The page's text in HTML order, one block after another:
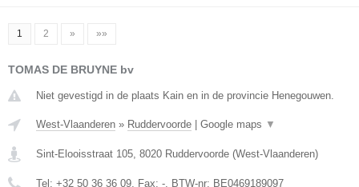
1 2 » »»
TOMAS DE BRUYNE bv
Niet gevestigd in de plaats Kain en in de provincie Henegouwen.
West-Vlaanderen » Ruddervoorde Google maps ▼
Sint-Elooisstraat 105, 8020 Ruddervoorde (West-Vlaanderen)
Tel: +32 50 36 36 09, Fax: -, BTW-nr: BE0469189097